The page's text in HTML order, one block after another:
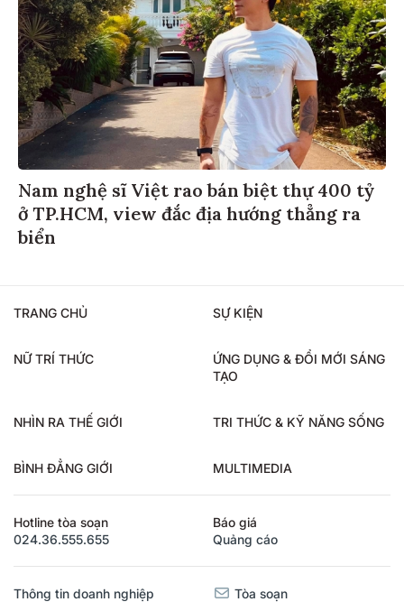
Nam nghệ sĩ Việt rao bán biệt thự 400 tỷ
ở TP.HCM, view đắc địa hướng thẳng ra
biển
TRANG CHỦ SỰ KIỆN
NỮ TRÍ THỨC
ỨNG DỤNG & ĐỔI MỚI SÁNG
TẠO
NHÌN RA THẾ GIỚI TRI THỨC & KỸ NĂNG SỐNG
BÌNH ĐẲNG GIỚI MULTIMEDIA
Hotline tòa soạn
024.36.555.655
Báo giá
Quảng cáo
Thông tin doanh nghiệp Tòa soạn